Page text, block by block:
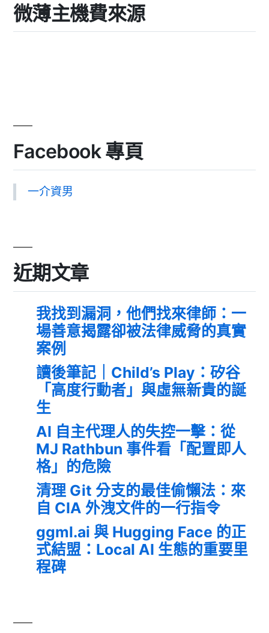
微薄主機費來源
Facebook 專頁
一介資男
近期文章
我找到漏洞，他們找來律師：一
場善意揭露卻被法律威脅的真實
案例
讀後筆記｜Child’s Play：矽谷
「高度行動者」與虛無新貴的誕
生
AI 自主代理人的失控一擊：從
MJ Rathbun 事件看「配置即人
格」的危險
清理 Git 分支的最佳偷懶法：來
自 CIA 外洩文件的一行指令
ggml.ai 與 Hugging Face 的正
式結盟：Local AI 生態的重要里
程碑